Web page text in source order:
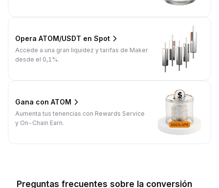
Opera ATOM/USDT en Spot
Accede a una gran liquidez y tarifas de Maker
desde el 0,1%.
Gana con ATOM
Aumenta tus tenencias con Rewards Service
y On-Chain Earn.
Preguntas frecuentes sobre la conversión